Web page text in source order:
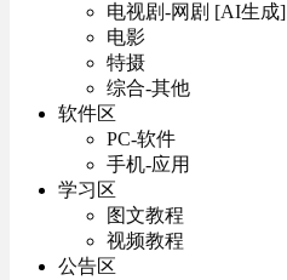
电视剧-网剧 [AI生成]
电影
特摄
综合-其他
软件区
PC-软件
手机-应用
学习区
图文教程
视频教程
公告区